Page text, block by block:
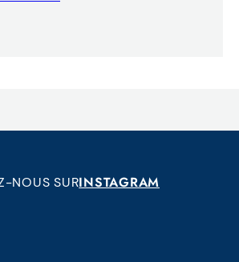
NOUS SURINSTAGRAM